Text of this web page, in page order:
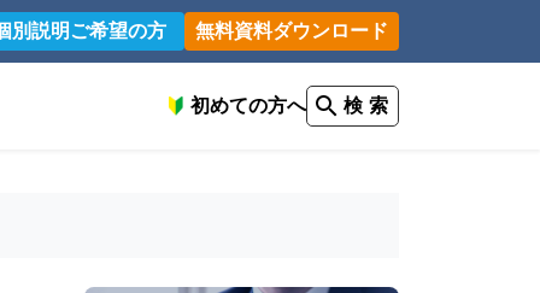
別説明ご希望の方 無料資料ダウンロード
初めての方へ 検 索